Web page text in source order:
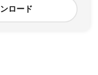
ロード